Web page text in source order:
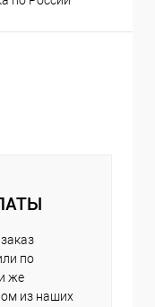
по
же
из наших